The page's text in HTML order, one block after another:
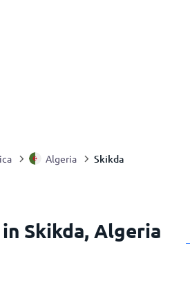
Algeria Skikda
Skikda, Algeria